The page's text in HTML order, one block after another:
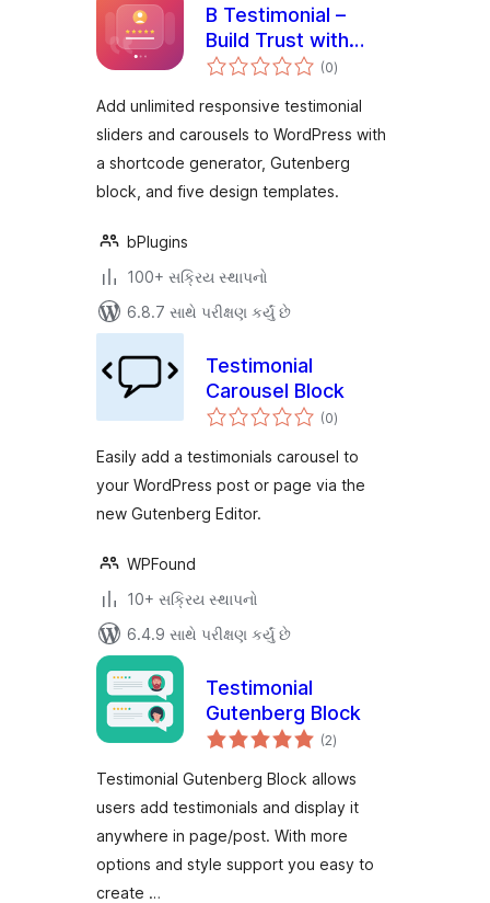
B Testimonial –
Build Trust with
Rotating Customer
(0કુલ
રેટિંગ્સ
)
Add unlimited responsive testimonial
sliders and carousels to WordPress with
a shortcode generator, Gutenberg
block, and five design templates.
bPlugins
100+ સક્રિય સ્થાપનો
6.8.7 સાથે પરીક્ષણ કર્યું છે
Testimonial
Carousel Block
(0કુલ
રેટિંગ્સ
)
Easily add a testimonials carousel to
your WordPress post or page via the
new Gutenberg Editor.
WPFound
10+ સક્રિય સ્થાપનો
6.4.9 સાથે પરીક્ષણ કર્યું છે
Testimonial
Gutenberg Block
(2કુલ
રેટિંગ્સ
)
Testimonial Gutenberg Block allows
users add testimonials and display it
anywhere in page/post. With more
options and style support you easy to
create …